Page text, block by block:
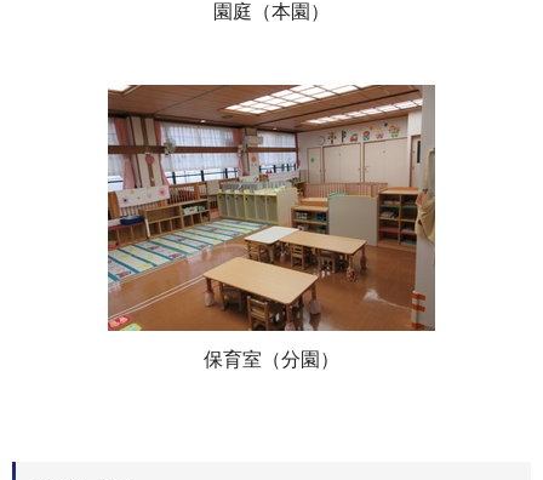
園庭（本園）
保育室（分園）